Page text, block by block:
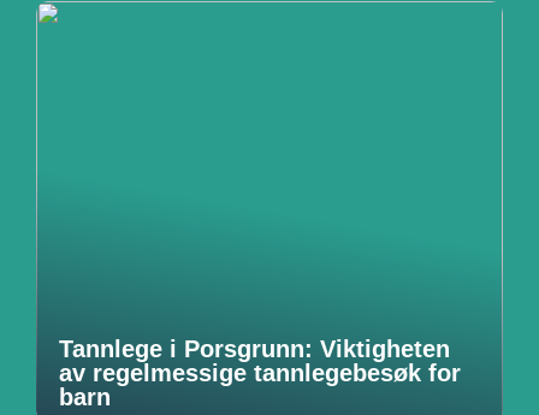
Tannlege i Porsgrunn: Viktigheten
av regelmessige tannlegebesøk for
barn